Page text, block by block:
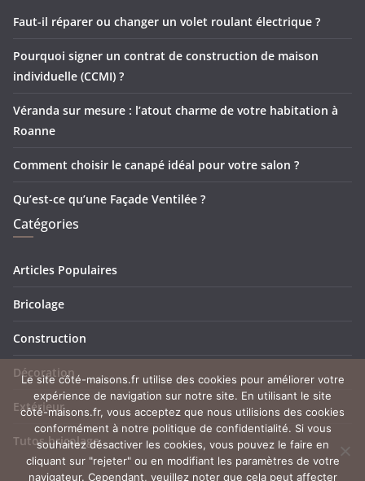
Faut-il réparer ou changer un volet roulant électrique ?
Pourquoi signer un contrat de construction de maison
individuelle (CCMI) ?
Véranda sur mesure : l’atout charme de votre habitation à
Roanne
Comment choisir le canapé idéal pour votre salon ?
Qu’est-ce qu’une Façade Ventilée ?
Catégories
Articles Populaires
Bricolage
Construction
Décoration
Extérieur
Tutos bricolage
Le site côté-maisons.fr utilise des cookies pour améliorer votre
expérience de navigation sur notre site. En utilisant le site
côté-maisons.fr, vous acceptez que nous utilisions des cookies
conformément à notre politique de confidentialité. Si vous
souhaitez désactiver les cookies, vous pouvez le faire en
cliquant sur "rejeter" ou en modifiant les paramètres de votre
navigateur. Cependant, veuillez noter que cela peut affecter